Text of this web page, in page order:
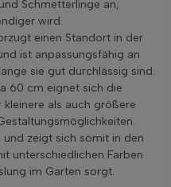
Schmetterlinge an,
wird.
einen Standort in der
ist anpassungsfähig an
sie gut durchlässig sind.
60 cm eignet sich die
als auch größere
zeigt sich somit in den
unterschiedlichen Farben
im Garten sorgt.